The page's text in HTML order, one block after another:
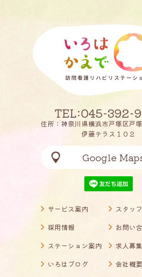
TEL:045-392-
住所：神奈川県横浜市戸塚区戸
伊藤テラス１０２
Google
サービス案内
スタッ
採用情報
お問い
ステーション案内
求人募
いろはブログ
会社概要